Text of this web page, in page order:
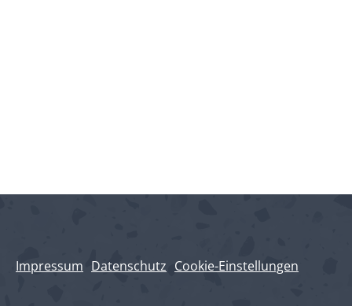
Impressum Datenschutz Cookie-Einstellungen